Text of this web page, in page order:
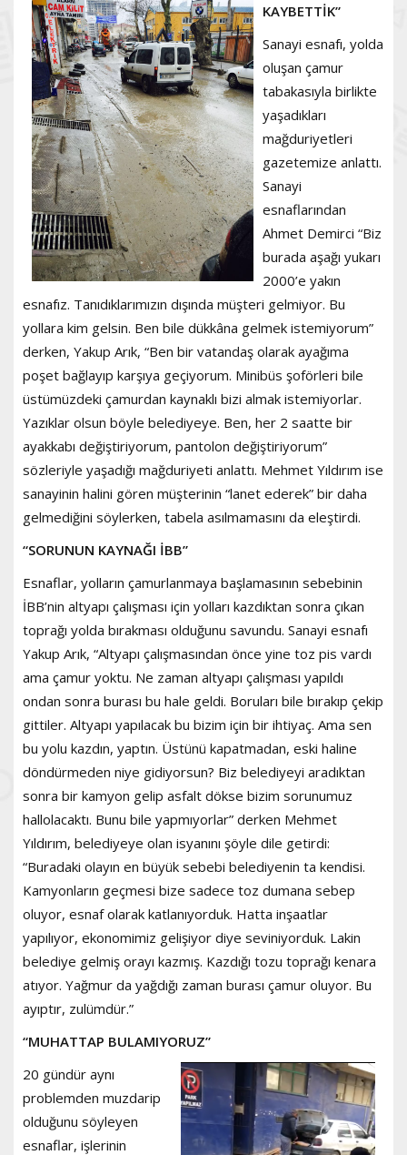
KAYBETTİK”
Sanayi esnafı, yolda
oluşan çamur
tabakasıyla birlikte
yaşadıkları
mağduriyetleri
gazetemize anlattı.
Sanayi
esnaflarından
Ahmet Demirci “Biz
burada aşağı yukarı
2000’e yakın
esnafız. Tanıdıklarımızın dışında müşteri gelmiyor. Bu
yollara kim gelsin. Ben bile dükkâna gelmek istemiyorum”
derken, Yakup Arık, “Ben bir vatandaş olarak ayağıma
poşet bağlayıp karşıya geçiyorum. Minibüs şoförleri bile
üstümüzdeki çamurdan kaynaklı bizi almak istemiyorlar.
Yazıklar olsun böyle belediyeye. Ben, her 2 saatte bir
ayakkabı değiştiriyorum, pantolon değiştiriyorum”
sözleriyle yaşadığı mağduriyeti anlattı. Mehmet Yıldırım ise
sanayinin halini gören müşterinin “lanet ederek” bir daha
gelmediğini söylerken, tabela asılmamasını da eleştirdi.
“SORUNUN KAYNAĞI İBB”
Esnaflar, yolların çamurlanmaya başlamasının sebebinin
İBB’nin altyapı çalışması için yolları kazdıktan sonra çıkan
toprağı yolda bırakması olduğunu savundu. Sanayi esnafı
Yakup Arık, “Altyapı çalışmasından önce yine toz pis vardı
ama çamur yoktu. Ne zaman altyapı çalışması yapıldı
ondan sonra burası bu hale geldi. Boruları bile bırakıp çekip
gittiler. Altyapı yapılacak bu bizim için bir ihtiyaç. Ama sen
bu yolu kazdın, yaptın. Üstünü kapatmadan, eski haline
döndürmeden niye gidiyorsun? Biz belediyeyi aradıktan
sonra bir kamyon gelip asfalt dökse bizim sorunumuz
hallolacaktı. Bunu bile yapmıyorlar” derken Mehmet
Yıldırım, belediyeye olan isyanını şöyle dile getirdi:
“Buradaki olayın en büyük sebebi belediyenin ta kendisi.
Kamyonların geçmesi bize sadece toz dumana sebep
oluyor, esnaf olarak katlanıyorduk. Hatta inşaatlar
yapılıyor, ekonomimiz gelişiyor diye seviniyorduk. Lakin
belediye gelmiş orayı kazmış. Kazdığı tozu toprağı kenara
atıyor. Yağmur da yağdığı zaman burası çamur oluyor. Bu
ayıptır, zulümdür.”
“MUHATTAP BULAMIYORUZ”
20 gündür aynı
problemden muzdarip
olduğunu söyleyen
esnaflar, işlerinin